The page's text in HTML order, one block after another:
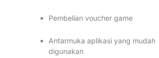
Pembelian voucher game
Antarmuka aplikasi yang mudah
digunakan